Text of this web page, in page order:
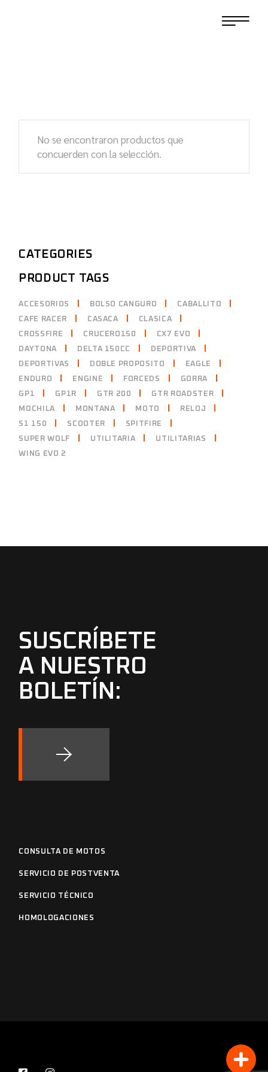
No se encontraron productos que
concuerden con la selección.
CATEGORIES
PRODUCT TAGS
ACCESORIOS BOLSO CANGURO
CABALLITO
CAFE RACER
CASACA
CLASICA
CROSSFIRE
CRUCERO150
CX7 EVO
DAYTONA
DELTA 150CC
DEPORTIVA
DEPORTIVAS
DOBLE PROPOSITO
EAGLE
ENDURO
ENGINE FORCEDS
GORRA
GP1
GP1R GTR 200
GTR ROADSTER
MOCHILA
MONTANA MOTO
RELOJ
S1 150
SCOOTER
SPITFIRE
SUPER WOLF
UTILITARIA
UTILITARIAS
WING EVO 2
SUSCRÍBETE
A NUESTRO
BOLETÍN:
CONSULTA DE MOTOS
SERVICIO DE POSTVENTA
SERVICIO TÉCNICO
HOMOLOGACIONES